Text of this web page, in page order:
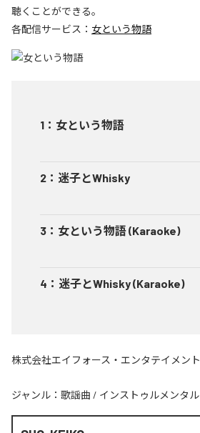
聴くことができる。
各配信サービス： 女という物語
1 ： 女という物語
2 ： 迷子とWhisky
3 ： 女という物語 (Karaoke)
4 ： 迷子とWhisky (Karaoke)
株式会社エイフォース・エンタテイメント
ジャンル： 歌謡曲 / インストゥルメンタル